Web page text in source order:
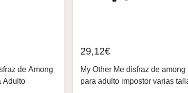
de Among
Adulto
29,12€
My Other Me disfraz de among
para adulto impostor varias